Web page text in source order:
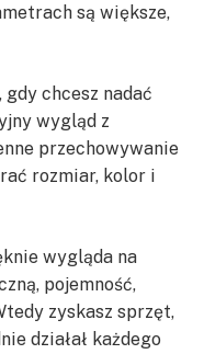
są większe,
chcesz nadać
wygląd z
przechowywanie
rozmiar, kolor i
wygląda na
pojemność,
zyskasz sprzęt,
działał każdego